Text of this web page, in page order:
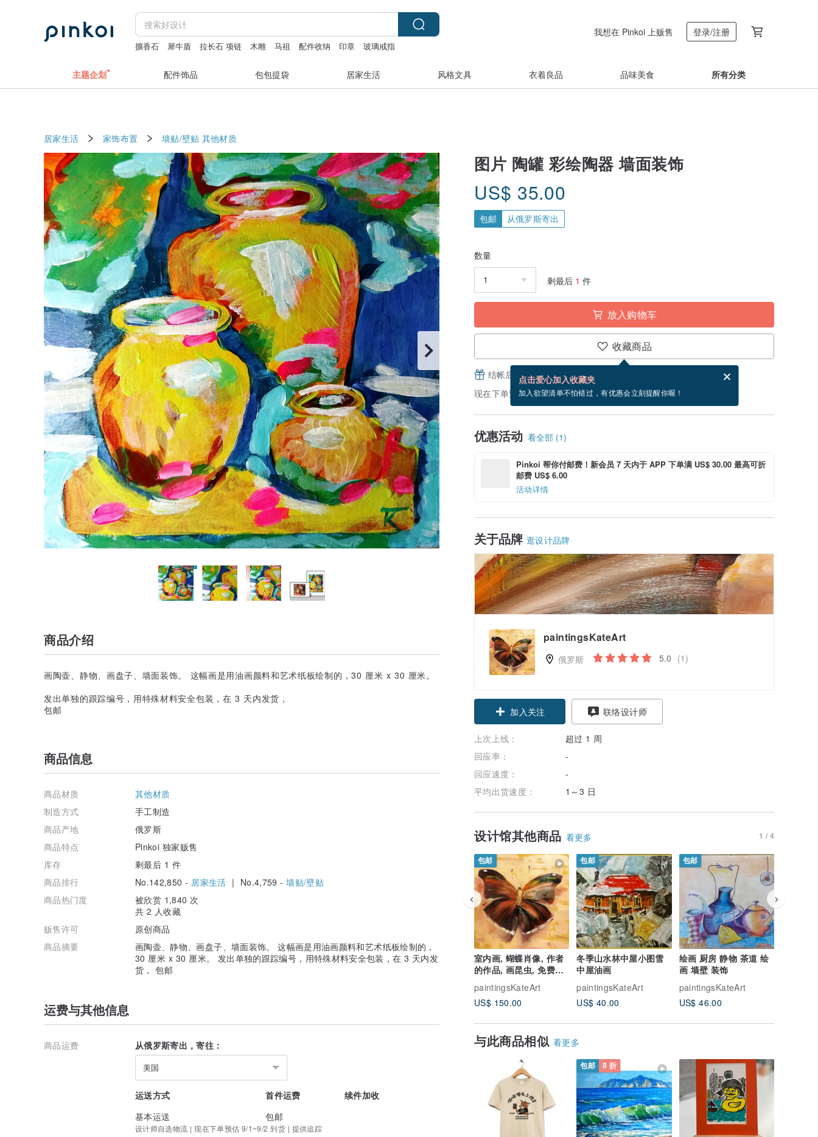
擴香石 犀牛盾 拉长石 项链 木雕 马祖 配件收纳 印章 玻璃戒指
我想在 Pinkoi 上贩售 登录/注册
主题企划 配件饰品 包包提袋 居家生活 风格文具 衣着良品 品味美食 所有分类
居家生活 家饰布置 墙贴/壁贴 其他材质
图片 陶罐 彩绘陶器 墙面装饰
US$ 35.00
包邮 从俄罗斯寄出
数量
剩最后 1 件
放入购物车
收藏商品
点击爱心加入收藏夹
加入欲望清单不怕错过，有优惠会立刻提醒你喔！
结帐后填写并分享，免费帮你寄送电子贺卡。
电子贺卡是什么？
现在下单预估 9/1~9/2 到货。
优惠活动 看全部 (1)
Pinkoi 帮你付邮费！新会员 7 天内于 APP 下单满 US$ 30.00 最高可折
邮费 US$ 6.00
活动详情
关于品牌 逛设计品牌
paintingsKateArt
俄罗斯 5.0 (1)
加入关注 联络设计师
上次上线：
超过 1 周
回应率：
-
回应速度：
-
平均出货速度：
1～3 日
设计馆其他商品 看更多 1 / 4
包邮
室内画, 蝴蝶肖像, 作者
的作品, 画昆虫, 免费送
货, 墙面装饰
paintingsKateArt
US$ 150.00
包邮
冬季山水林中屋小图雪
中屋油画
paintingsKateArt
US$ 40.00
包邮
绘画 厨房 静物 茶道 绘
画 墙壁 装饰
paintingsKateArt
US$ 46.00
与此商品相似 看更多
包邮 8 折
商品介绍
画陶壶、静物、画盘子、墙面装饰。 这幅画是用油画颜料和艺术纸板绘制的，30 厘米 x 30 厘米。
发出单独的跟踪编号，用特殊材料安全包装，在 3 天内发货，
包邮
商品信息
商品材质
其他材质
制造方式
手工制造
商品产地
俄罗斯
商品特点
Pinkoi 独家贩售
库存
剩最后 1 件
商品排行
No.142,850 - 居家生活 | No.4,759 -墙贴/壁贴
商品热门度
被欣赏 1,840 次
共 2 人收藏
贩售许可
原创商品
商品摘要
画陶壶、静物、画盘子、墙面装饰。 这幅画是用油画颜料和艺术纸板绘制的，
30 厘米 x 30 厘米。 发出单独的跟踪编号，用特殊材料安全包装，在 3 天内发
货， 包邮
运费与其他信息
商品运费 从俄罗斯寄出，寄往：
美国
运送方式 首件运费
续件加收
基本运送
包邮
设计师自选物流 | 现在下单预估 9/1~9/2 到货 | 提供追踪